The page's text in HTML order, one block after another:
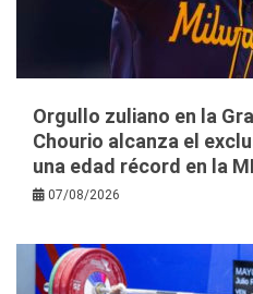
Orgullo zuliano en la
Chourio alcanza el
una edad récord en la
07/08/2026